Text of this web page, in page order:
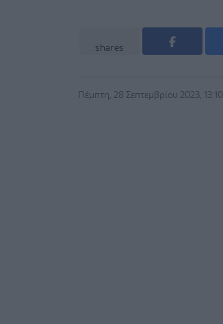
shares
Πέμπτη, 28 Σεπτεμβρίου 2023, 13:10